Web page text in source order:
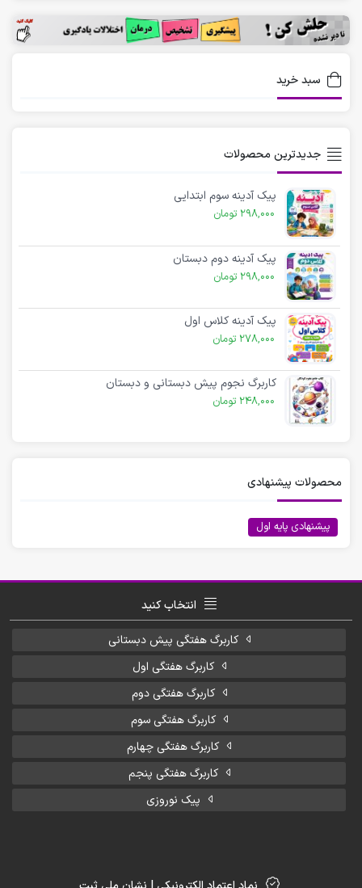
سبد خرید
جدیدترین محصولات
پیک آدینه سوم ابتدایی
298,000 تومان
پیک آدینه دوم دبستان
298,000 تومان
پیک آدینه کلاس اول
278,000 تومان
کاربرگ نجوم پیش دبستانی و دبستان
248,000 تومان
محصولات پیشنهادی
پیشنهادی پایه اول
انتخاب کنید
کاربرگ هفتگی پیش دبستانی
کاربرگ هفتگی اول
کاربرگ هفتگی دوم
کاربرگ هفتگی سوم
کاربرگ هفتگی چهارم
کاربرگ هفتگی پنجم
پیک نوروزی